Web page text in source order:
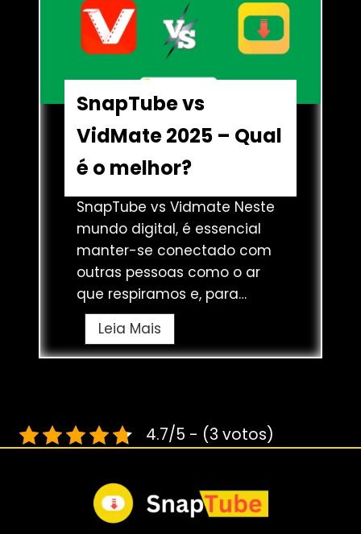
d
o
o
h
o
m
e
h
o
r
v
d
e
s
d
T
i
k
T
o
k
o
n
T
SnapTube vs
VidMate 2025 – Qual
é o melhor?
SnapTube vs Vidmate Neste
mundo digital, é essencial
manter-se conectado com
outras pessoas como o ar
que respiramos e, para…
Leia Mais
n
u
v
4.7/5 - (3 votos)